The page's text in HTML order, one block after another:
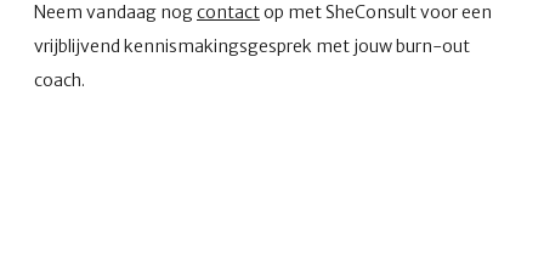
Neem vandaag nogcontactop met SheConsult voor een
vrijblijvend kennismakingsgesprek met jouw burn-out
coach.